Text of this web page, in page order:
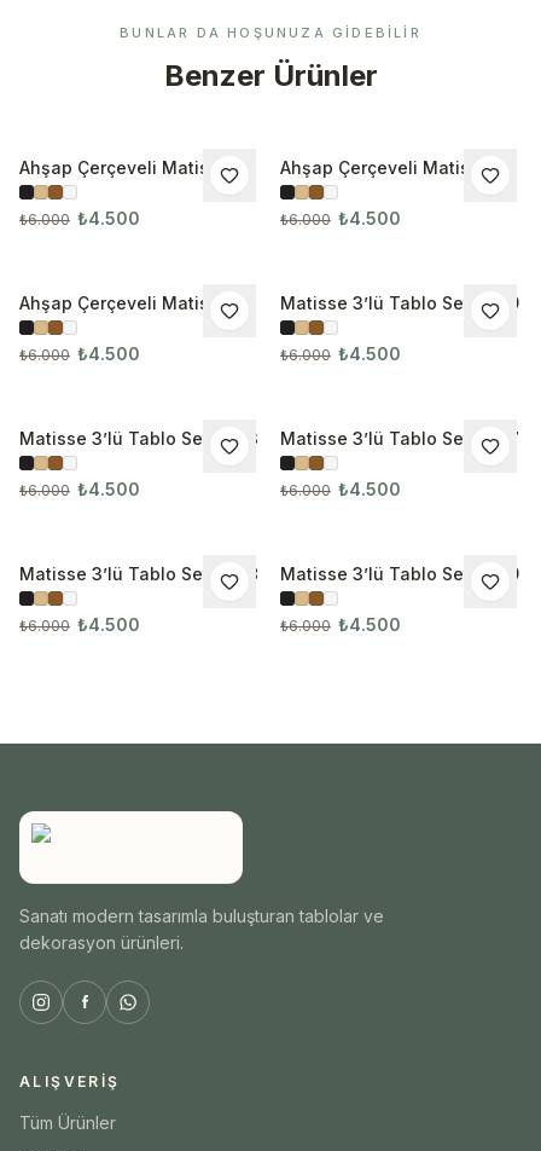
BUNLAR DA HOŞUNUZA GIDEBILIR
Benzer Ürünler
İNDIRIM
Ahşap Çerçeveli Matisse
3’lü Tablo Seti 3138
₺6.000 ₺4.500
İNDIRIM
Ahşap Çerçeveli Matisse
3’lü Tablo Seti 3139
₺6.000 ₺4.500
İNDIRIM
Ahşap Çerçeveli Matisse
3’lü Tablo Seti 3140
₺6.000 ₺4.500
İNDIRIM
Matisse 3’lü Tablo Seti 3189
₺6.000 ₺4.500
İNDIRIM
Matisse 3’lü Tablo Seti 3213
₺6.000 ₺4.500
İNDIRIM
Matisse 3’lü Tablo Seti 3217
₺6.000 ₺4.500
İNDIRIM
Matisse 3’lü Tablo Seti 3218
₺6.000 ₺4.500
İNDIRIM
Matisse 3’lü Tablo Seti 3219
₺6.000 ₺4.500
Sanatı modern tasarımla buluşturan tablolar ve
dekorasyon ürünleri.
ALIŞVERIŞ
Tüm Ürünler